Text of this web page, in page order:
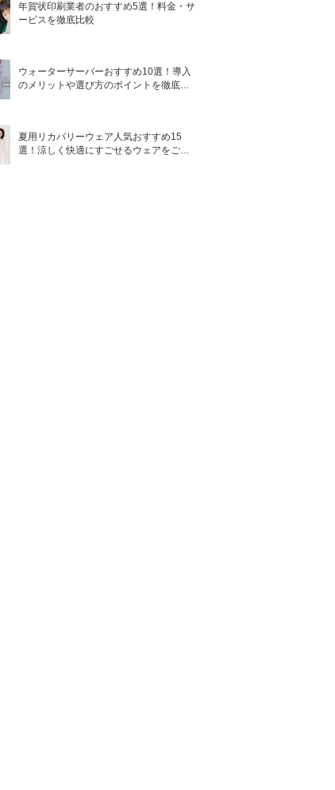
年賀状印刷業者のおすすめ5選！料金・サ
ービスを徹底比較
ウォーターサーバーおすすめ10選！導入
のメリットや選び方のポイントを徹底解
夏用リカバリーウェア人気おすすめ15
選！涼しく快適にすごせるウェアをご紹